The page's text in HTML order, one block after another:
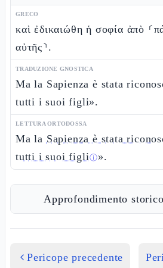
GRECO
καὶ ἐδικαιώθη ἡ σοφία ἀπὸ
αὐτῆς⸃.
TRADUZIONE GNOSTICA
Ma la Sapienza è stata
tutti i suoi figli».
LETTURA ORTODOSSA
Ma la Sapienza è stata
tutti i suoi figliⓘ».
Approfondimento
Pericope precedente